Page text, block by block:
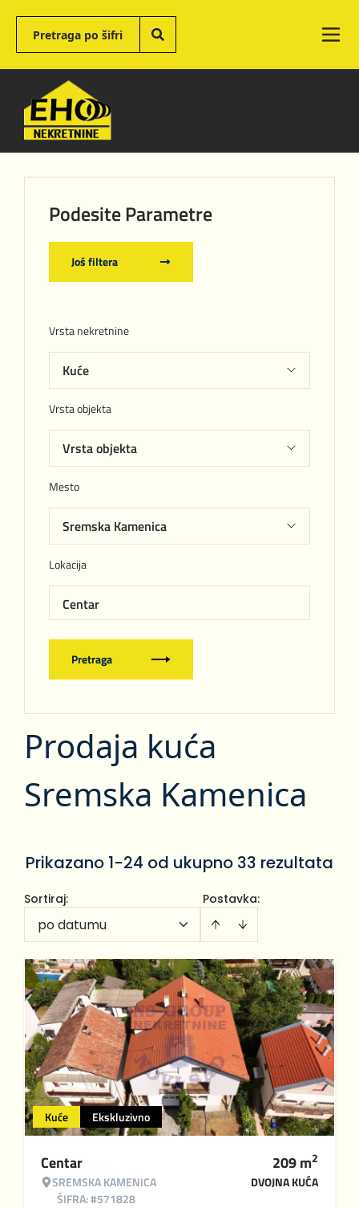
Podesite Parametre
Još filtera
Vrsta nekretnine
Vrsta objekta
Mesto
Lokacija
Centar
Pretraga
Prodaja kuća
Sremska Kamenica
Prikazano 1-24 od ukupno 33 rezultata
Postavka:
Sortiraj:
po datumu
Kuće Ekskluzivno
Centar
SREMSKA KAMENICA
ŠIFRA: #571828
209m2
DVOJNA KUĆA